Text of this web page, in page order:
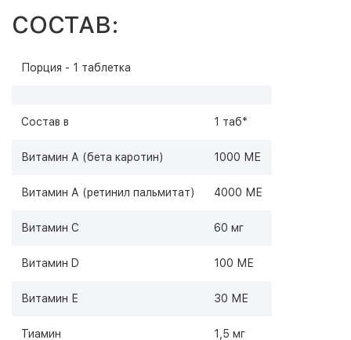
СОСТАВ:
Порция - 1 таблетка
Состав в 1 таб*
Витамин А (бета каротин) 1000 МЕ
Витамин А (ретинил пальмитат) 4000 МЕ
Витамин С 60 мг
Витамин D 100 МЕ
Витамин Е 30 МЕ
Тиамин 1,5 мг